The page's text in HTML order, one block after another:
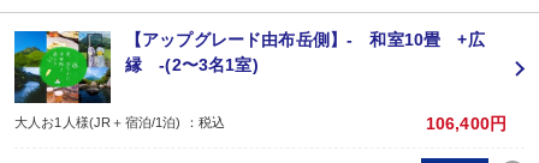
一日の巡りを整えたあとは、男池湧水群や湯の坪街道へ。
水と緑に癒される、夏の由布院散策もおすすめです。
【お食事】
月替わりの和食創作会席「柚富（ゆふ）会席」。
メインには、豊後牛の中でも4等級以上の厳選素材『おおいた和牛』をご用意
夏の味覚を存分にお楽しみいただけるひと品として、
【アップグレード由布岳側】- 和室10畳 +広
縁 -(2〜3名1室)
大人お1人様(JR＋宿泊/1泊) ：税込 106,400円